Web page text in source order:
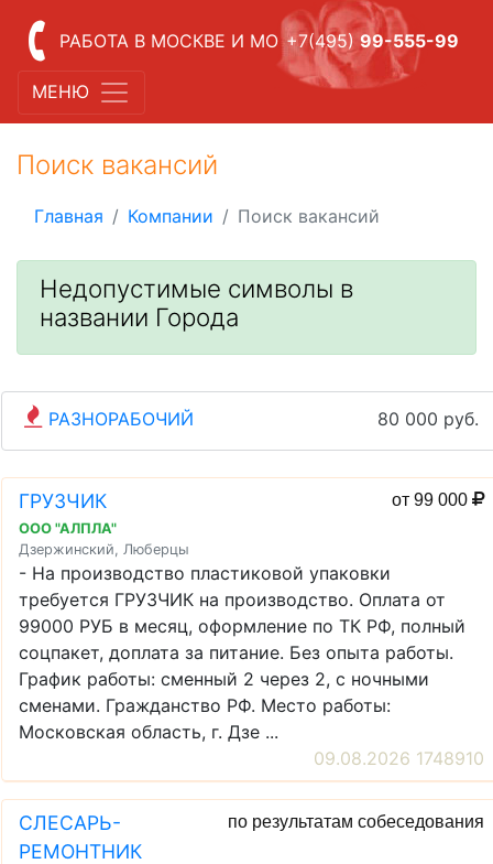
РАБОТА В МОСКВЕ И МО +7(495) 99-555-99
МЕНЮ
Поиск вакансий
Главная Компании Поиск вакансий
Недопустимые символы в
названии Города
РАЗНОРАБОЧИЙ 80 000 руб.
ГРУЗЧИК от 99 000
ООО "АЛПЛА"
Дзержинский, Люберцы
- На производство пластиковой упаковки
требуется ГРУЗЧИК на производство. Оплата от
99000 РУБ в месяц, оформление по ТК РФ, полный
соцпакет, доплата за питание. Без опыта работы.
График работы: сменный 2 через 2, с ночными
сменами. Гражданство РФ. Место работы:
Московская область, г. Дзе ...
09.08.2026 1748910
СЛЕСАРЬ-
РЕМОНТНИК
по результатам собеседования